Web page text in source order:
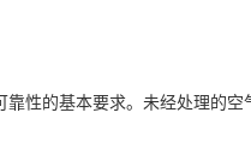
性的基本要求。未经处理的